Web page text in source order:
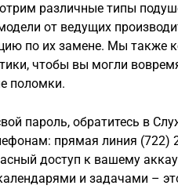
различные типы
от ведущих
по их замене. Мы также
чтобы вы могли
поломки.
пароль, обратитесь в
прямая линия (722)
доступ к вашему
и задачами –